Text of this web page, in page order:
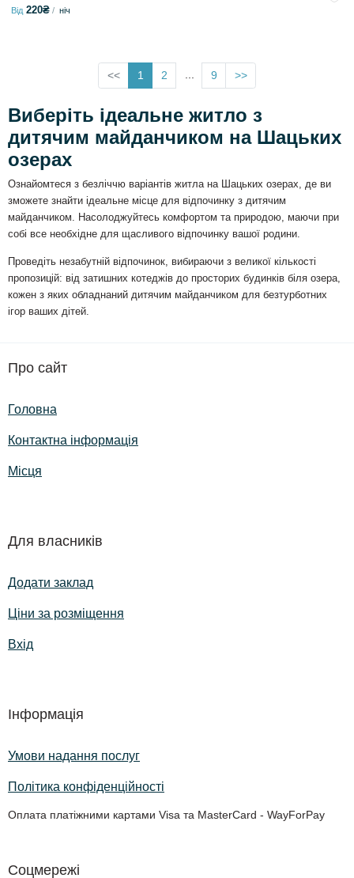
Від 220₴ ніч
<< 1 2 ... 9 >>
Виберіть ідеальне житло з
дитячим майданчиком на Шацьких
озерах
Ознайомтеся з безліччю варіантів житла на Шацьких озерах, де ви
зможете знайти ідеальне місце для відпочинку з дитячим
майданчиком. Насолоджуйтесь комфортом та природою, маючи при
собі все необхідне для щасливого відпочинку вашої родини.
Проведіть незабутній відпочинок, вибираючи з великої кількості
пропозицій: від затишних котеджів до просторих будинків біля озера,
кожен з яких обладнаний дитячим майданчиком для безтурботних
ігор ваших дітей.
Про сайт
Головна
Контактна інформація
Місця
Для власників
Додати заклад
Ціни за розміщення
Вхід
Інформація
Умови надання послуг
Політика конфіденційності
Оплата платіжними картами Visa та MasterCard - WayForPay
Соцмережі